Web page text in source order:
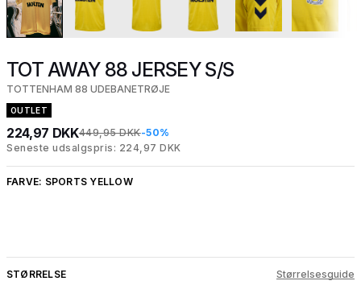
TOT AWAY 88 JERSEY S/S
TOTTENHAM 88 UDEBANETRØJE
OUTLET
224,97 DKK449,95 DKK-50%
Seneste udsalgspris: 224,97 DKK
FARVE: SPORTS YELLOW
STØRRELSE Størrelsesguide